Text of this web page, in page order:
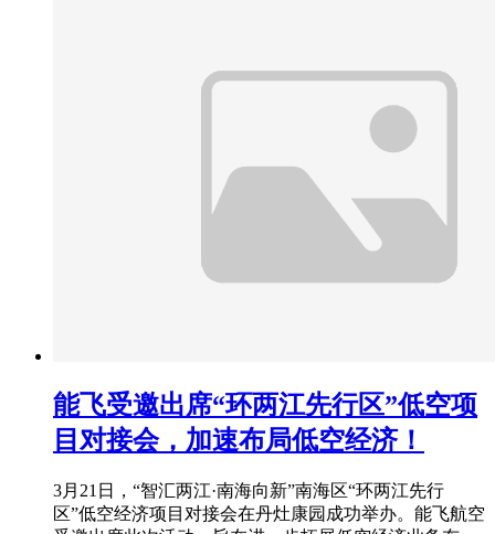
能飞受邀出席“环两江先行区”低空项
目对接会，加速布局低空经济！
3月21日，“智汇两江·南海向新”南海区“环两江先行
区”低空经济项目对接会在丹灶康园成功举办。能飞航空